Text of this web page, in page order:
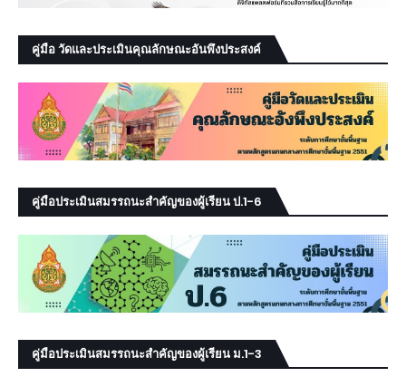
คู่มือ วัดและประเมินคุณลักษณะอันพึงประสงค์
คู่มือประเมินสมรรถนะสำคัญของผู้เรียน ป.1-6
คู่มือประเมินสมรรถนะสำคัญของผู้เรียน ม.1-3